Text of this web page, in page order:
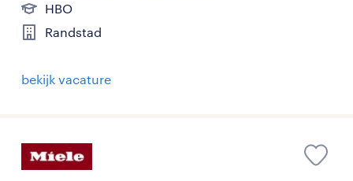
HBO
Randstad
bekijk vacature